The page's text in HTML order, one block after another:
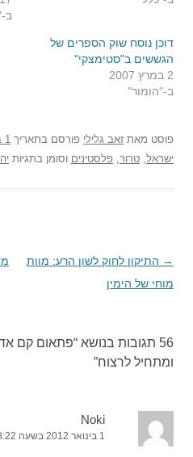
דוכן נוסח שוק הספרים של
הגששים ב"סטימצקי"
2 במרץ 2007
ב-"הומור"
פוסט מאת זאב גלילי פורסם בתאריך 1 בינואר 2012
ישראל, טרור, פלסטינים וסומן בתגיות
ניווט
בפוסטים
→ התיקון לחוק לשון הרע: מוות
מוחי של הימין
56 תגובות בנושא “
פתאום קם
ומתחיל לרצוח”
Noki
1 בינואר 2012 בשעה 18:22